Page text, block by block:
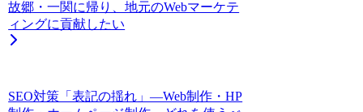
故郷・一関に帰り、地元のWebマーケテ
ィングに貢献したい
SEO対策「表記の揺れ」―Web制作・HP